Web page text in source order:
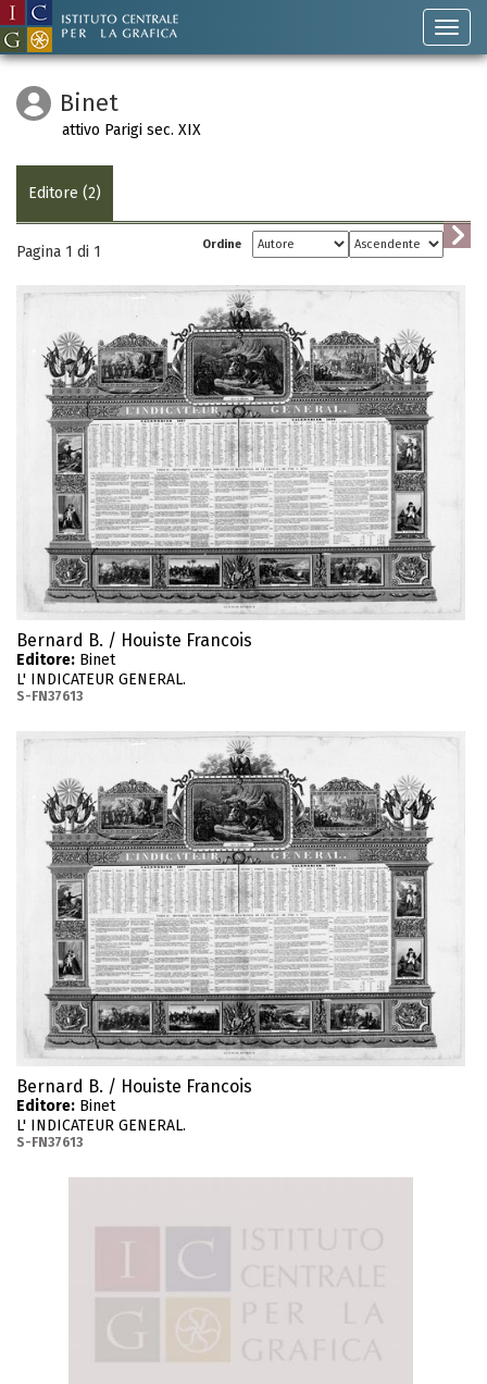
Binet
attivo Parigi sec. XIX
Editore (2)
Pagina 1 di 1 Ordine
Bernard B. / Houiste Francois
Editore: Binet
L' INDICATEUR GENERAL.
S-FN37613
Bernard B. / Houiste Francois
Editore: Binet
L' INDICATEUR GENERAL.
S-FN37613